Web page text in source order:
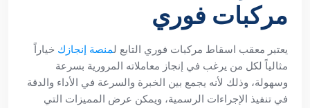
مركبات فوري
يعتبر معقب اسقاط مركبات فوري التابع لمنصة إنجازك خياراً
مثالياً لكل من يرغب في إنجاز معاملاته المرورية بسرعة
وسهولة، وذلك لأنه يجمع بين الخبرة والسرعة في الأداء والدقة
في تنفيذ الإجراءات الرسمية، ويمكن عرض المميزات التي